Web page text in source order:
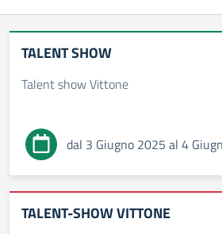
TALENT SHOW
Talent show Vittone
dal 3 Giugno 2025 al 4
TALENT-SHOW VITTONE